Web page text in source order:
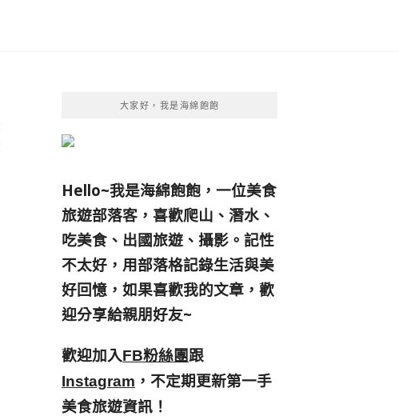
大家好，我是海綿飽飽
Hello~我是海綿飽飽，一位美食
旅遊部落客， 喜歡爬山、潛水、
吃美食、出國旅遊、攝影。 記性
不太好，用部落格記錄生活與美
好回憶， 如果喜歡我的文章，歡
迎分享給親朋好友~
歡迎加入FB粉絲團跟
Instagram ，不定期更新第一手
美食旅遊資訊！